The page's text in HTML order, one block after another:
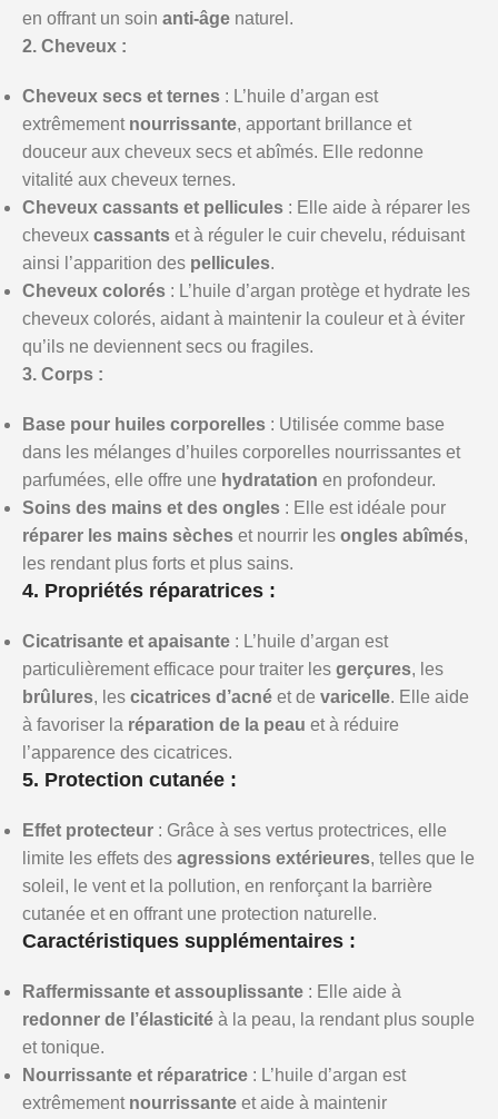
en offrant un soin anti-âge naturel.
2. Cheveux :
Cheveux secs et ternes : L’huile d’argan est
extrêmement nourrissante, apportant brillance et
douceur aux cheveux secs et abîmés. Elle redonne
vitalité aux cheveux ternes.
Cheveux cassants et pellicules : Elle aide à réparer les
cheveux cassants et à réguler le cuir chevelu, réduisant
ainsi l’apparition des pellicules.
Cheveux colorés : L’huile d’argan protège et hydrate les
cheveux colorés, aidant à maintenir la couleur et à éviter
qu’ils ne deviennent secs ou fragiles.
3. Corps :
Base pour huiles corporelles : Utilisée comme base
dans les mélanges d’huiles corporelles nourrissantes et
parfumées, elle offre une hydratation en profondeur.
Soins des mains et des ongles : Elle est idéale pour
réparer les mains sèches et nourrir les ongles abîmés,
les rendant plus forts et plus sains.
4. Propriétés réparatrices :
Cicatrisante et apaisante : L’huile d’argan est
particulièrement efficace pour traiter les gerçures, les
brûlures, les cicatrices d’acné et de varicelle. Elle aide
à favoriser la réparation de la peau et à réduire
l’apparence des cicatrices.
5. Protection cutanée :
Effet protecteur : Grâce à ses vertus protectrices, elle
limite les effets des agressions extérieures, telles que le
soleil, le vent et la pollution, en renforçant la barrière
cutanée et en offrant une protection naturelle.
Caractéristiques supplémentaires :
Raffermissante et assouplissante : Elle aide à
redonner de l’élasticité à la peau, la rendant plus souple
et tonique.
Nourrissante et réparatrice : L’huile d’argan est
extrêmement nourrissante et aide à maintenir